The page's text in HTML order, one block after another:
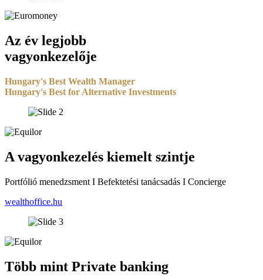
Az év legjobb
vagyonkezelője
Hungary's Best Wealth Manager
Hungary's Best for Alternative Investments
A vagyonkezelés kiemelt szintje
Portfólió menedzsment I Befektetési tanácsadás I Concierge
wealthoffice.hu
Több mint Private banking